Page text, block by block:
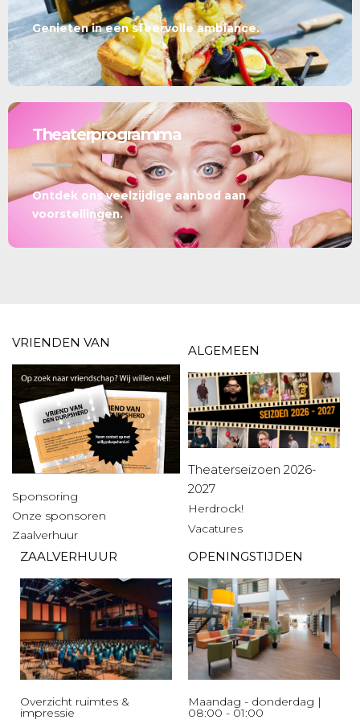
Genieten in een sfeervolle ambiance.
Theaterprogramma
Ontdek ons veelzijdige aanbod aan
voorstellingen.
VRIENDEN VAN
Sponsoring
Onze sponsoren
Zaalverhuur
ALGEMEEN
Theaterseizoen 2026-
2027
Herdrock!
Vacatures
ZAALVERHUUR
Overzicht ruimtes &
impressie
OPENINGSTIJDEN
Maandag - donderdag |
08:00 - 01:00